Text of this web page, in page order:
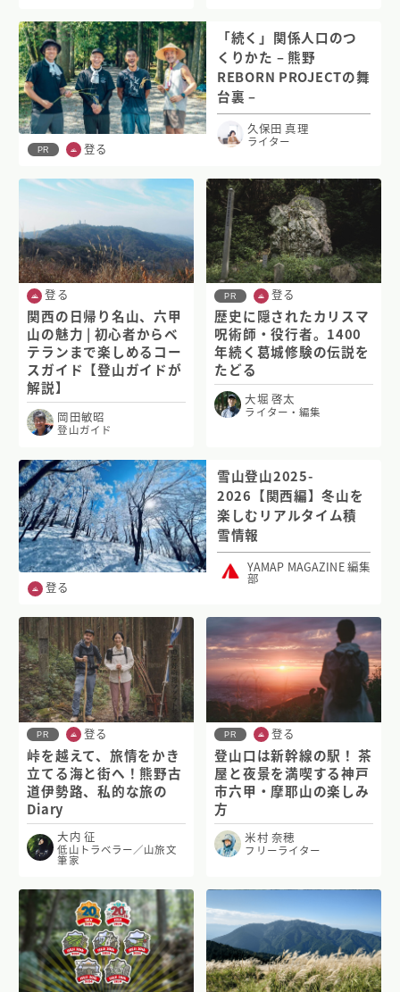
PR 登る
「続く」関係人口のつ
くりかた – 熊野
REBORN PROJECTの舞
台裏 –
久保田 真理
ライター
登る
関西の日帰り名山、六甲
山の魅力 | 初心者からベ
テランまで楽しめるコー
スガイド【登山ガイドが
解説】
岡田敏昭
登山ガイド
PR 登る
歴史に隠されたカリスマ
呪術師・役行者。1400
年続く葛城修験の伝説を
たどる
大堀 啓太
ライター・編集
登る
雪山登山2025-
2026【関西編】冬山を
楽しむリアルタイム積
雪情報
YAMAP MAGAZINE 編集
部
PR 登る
峠を越えて、旅情をかき
立てる海と街へ！熊野古
道伊勢路、私的な旅の
Diary
大内 征
低山トラベラー／山旅文
筆家
PR 登る
登山口は新幹線の駅！ 茶
屋と夜景を満喫する神戸
市六甲・摩耶山の楽しみ
方
米村 奈穂
フリーライター